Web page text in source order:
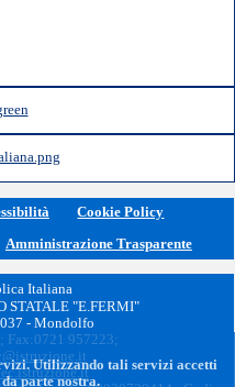
Cookie Policy
Amministrazione Trasparente
STATALE "E.FERMI"
- Mondolfo
Fax:0721 957223;
Utilizzando tali servizi accetti
parte nostra.